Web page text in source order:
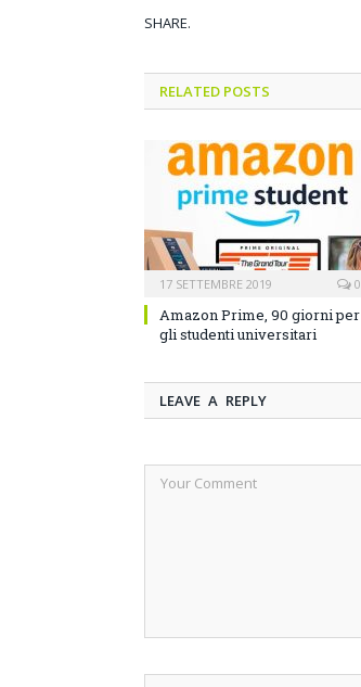
SHARE.
RELATED POSTS
17 SETTEMBRE 2019 0
Amazon Prime, 90 giorni per
gli studenti universitari
LEAVE A REPLY